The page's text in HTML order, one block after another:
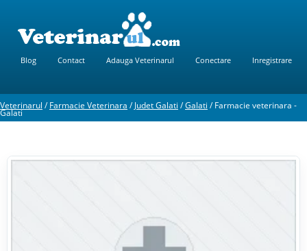
Blog Contact Adauga Veterinarul Conectare Inregistrare
Veterinarul /Farmacie Veterinara /Judet Galati /Galati /Farmacie veterinara -
Galati